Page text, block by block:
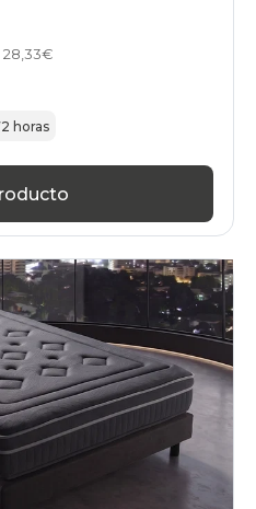
28,33€
horas